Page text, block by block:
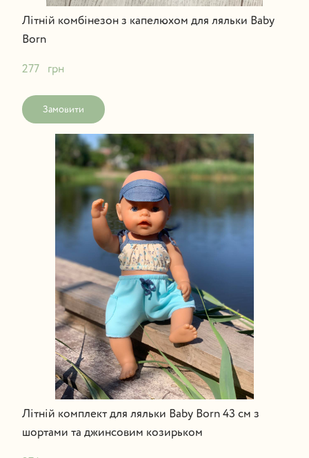
Літній комбінезон з капелюхом для ляльки Baby
Born
277   грн
Замовити
Літній комплект для ляльки Baby Born 43 см з
шортами та джинсовим козирьком